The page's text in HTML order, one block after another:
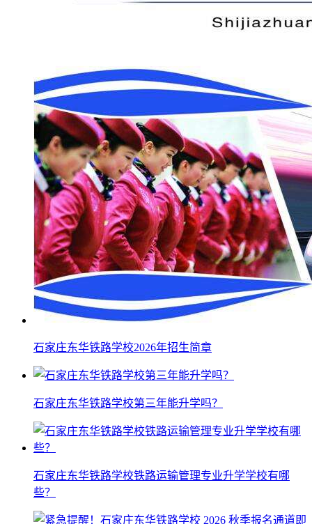
石家庄东华铁路学校2026年招生简章
石家庄东华铁路学校第三年能升学吗？
石家庄东华铁路学校铁路运输管理专业升学学校有哪
些？